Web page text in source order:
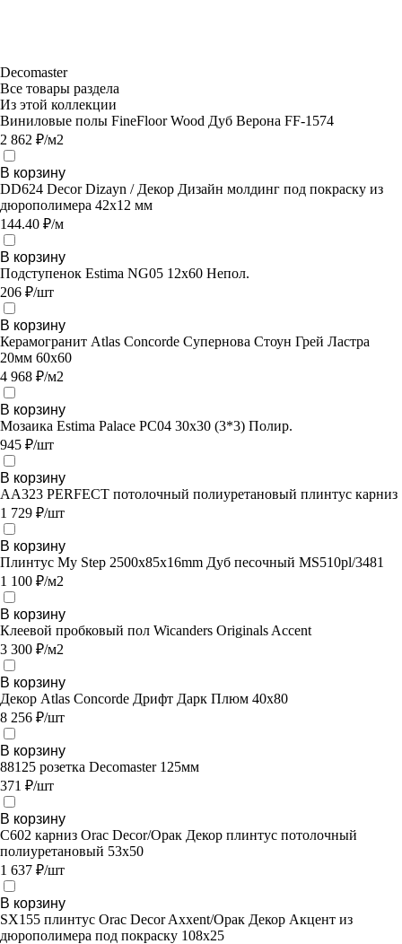
Decomaster
Все товары раздела
Из этой коллекции
Виниловые полы FineFloor Wood Дуб Верона FF-1574
2 862 ₽/м2
В корзину
DD624 Decor Dizayn / Декор Дизайн молдинг под покраску из
дюрополимера 42x12 мм
144.40 ₽/м
В корзину
Подступенок Estima NG05 12x60 Непол.
206 ₽/шт
В корзину
Керамогранит Atlas Concorde Супернова Стоун Грей Ластра
20мм 60х60
4 968 ₽/м2
В корзину
Мозаика Estima Palace PC04 30x30 (3*3) Полир.
945 ₽/шт
В корзину
AA323 PERFECT потолочный полиуретановый плинтус карниз
1 729 ₽/шт
В корзину
Плинтус My Step 2500х85х16mm Дуб песочный MS510pl/3481
1 100 ₽/м2
В корзину
Клеевой пробковый пол Wicanders Originals Accent
3 300 ₽/м2
В корзину
Декор Atlas Concorde Дрифт Дарк Плюм 40х80
8 256 ₽/шт
В корзину
88125 розетка Decomaster 125мм
371 ₽/шт
В корзину
C602 карниз Orac Decor/Орак Декор плинтус потолочный
полиуретановый 53х50
1 637 ₽/шт
В корзину
SX155 плинтус Orac Decor Axxent/Орак Декор Акцент из
дюрополимера под покраску 108x25